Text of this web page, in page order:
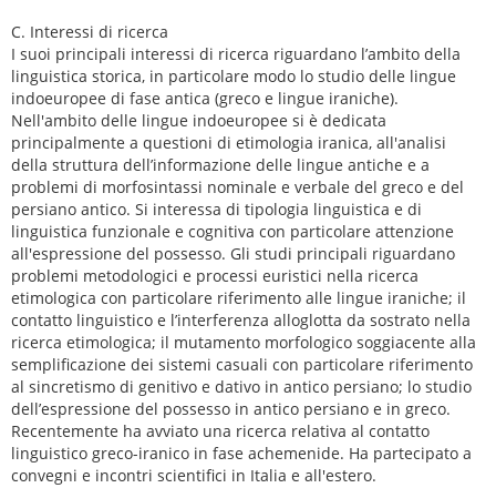
C. Interessi di ricerca
I suoi principali interessi di ricerca riguardano l’ambito della
linguistica storica, in particolare modo lo studio delle lingue
indoeuropee di fase antica (greco e lingue iraniche).
Nell'ambito delle lingue indoeuropee si è dedicata
principalmente a questioni di etimologia iranica, all'analisi
della struttura dell’informazione delle lingue antiche e a
problemi di morfosintassi nominale e verbale del greco e del
persiano antico. Si interessa di tipologia linguistica e di
linguistica funzionale e cognitiva con particolare attenzione
all'espressione del possesso. Gli studi principali riguardano
problemi metodologici e processi euristici nella ricerca
etimologica con particolare riferimento alle lingue iraniche; il
contatto linguistico e l’interferenza alloglotta da sostrato nella
ricerca etimologica; il mutamento morfologico soggiacente alla
semplificazione dei sistemi casuali con particolare riferimento
al sincretismo di genitivo e dativo in antico persiano; lo studio
dell’espressione del possesso in antico persiano e in greco.
Recentemente ha avviato una ricerca relativa al contatto
linguistico greco-iranico in fase achemenide. Ha partecipato a
convegni e incontri scientifici in Italia e all'estero.